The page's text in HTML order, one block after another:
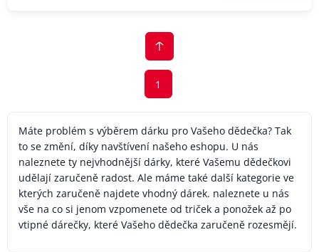
1
Máte problém s výběrem dárku pro Vašeho dědečka? Tak
to se změní, díky navštívení našeho eshopu. U nás
naleznete ty nejvhodnější dárky, které Vašemu dědečkovi
udělají zaručeně radost. Ale máme také další kategorie ve
kterých zaručeně najdete vhodný dárek. naleznete u nás
vše na co si jenom vzpomenete od triček a ponožek až po
vtipné dárečky, které Vašeho dědečka zaručeně rozesmějí.